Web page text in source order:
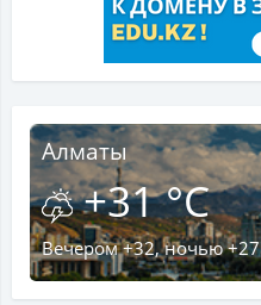
Алматы
+31 °C
Вечером +32, ночью +27